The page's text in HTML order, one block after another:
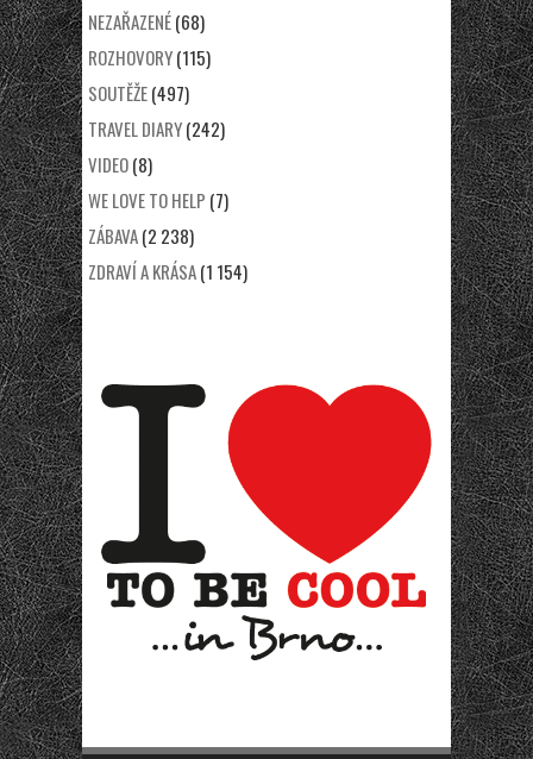
NEZAŘAZENÉ(68)
ROZHOVORY(115)
SOUTĚŽE(497)
TRAVEL DIARY(242)
VIDEO(8)
WE LOVE TO HELP (7)
ZÁBAVA(2 238)
ZDRAVÍ A KRÁSA(1 154)